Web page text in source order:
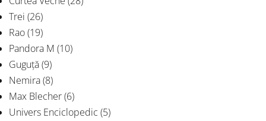
Trei (26)
Rao(19)
Pandora M (10)
Guguță(9)
Nemira(8)
Max Blecher(6)
Univers Enciclopedic (5)